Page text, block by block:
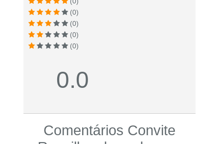
(0)
(0)
(0)
(0)
0.0
Comentários Convite